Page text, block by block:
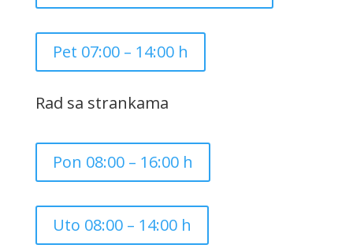
Pet 07:00 – 14:00 h
Rad sa strankama
Pon 08:00 – 16:00 h
Uto 08:00 – 14:00 h